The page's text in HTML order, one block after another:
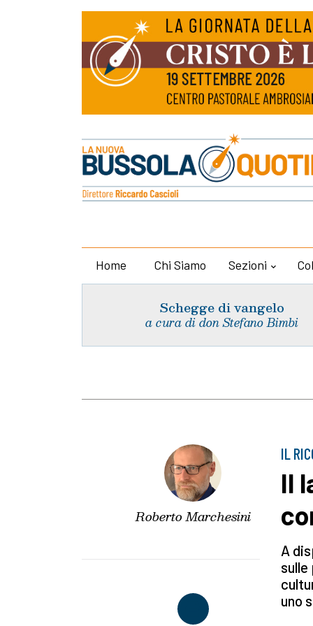
Home Chi Siamo Sezioni
Schegge di vangelo
a cura di don Stefano Bimbi
Roberto Marchesini
IL
Il
A
sulle
uno